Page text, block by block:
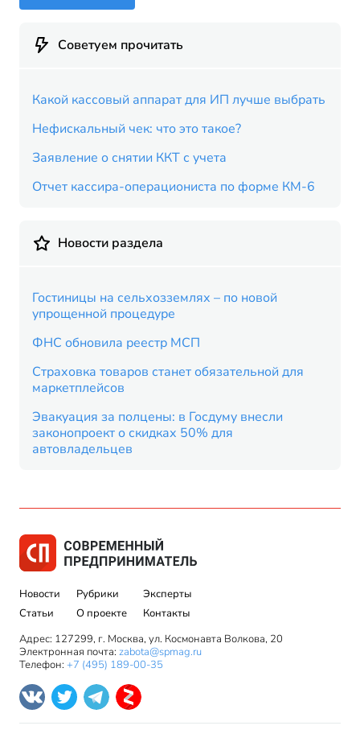
Советуем прочитать
Какой кассовый аппарат для ИП лучше выбрать
Нефискальный чек: что это такое?
Заявление о снятии ККТ с учета
Отчет кассира-операциониста по форме КМ-6
Новости раздела
Гостиницы на сельхозземлях – по новой
упрощенной процедуре
ФНС обновила реестр МСП
Страховка товаров станет обязательной для
маркетплейсов
Эвакуация за полцены: в Госдуму внесли
законопроект о скидках 50% для
автовладельцев
Новости
Статьи
Рубрики
О проекте
Эксперты
Контакты
Адрес: 127299, г. Москва, ул. Космонавта Волкова, 20
Электронная почта: zabota@spmag.ru
Телефон: +7 (495) 189-00-35